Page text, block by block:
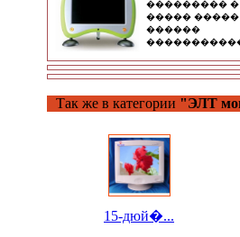
��������� �
����� �����
������
����������
�������
��������
�����
����� I-MII S
��������
Так же в категории "ЭЛТ
15-дюй�...